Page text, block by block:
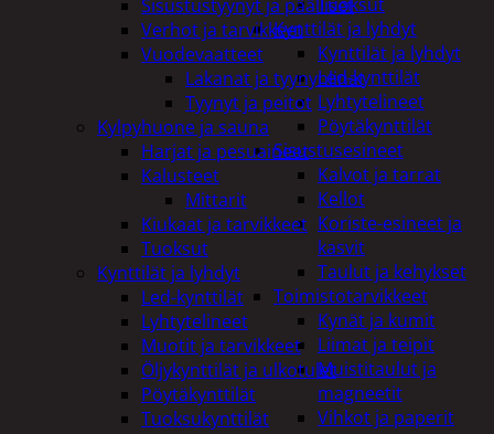
Kynttilät ja lyhdyt
Kynttilät ja lyhdyt
Led-kynttilät
Lyhtytelineet
Pöytäkynttilät
Sisustusesineet
Kalvot ja tarrat
Kellot
Koriste-esineet ja
kasvit
Taulut ja kehykset
Toimistotarvikkeet
Kynät ja kumit
Liimat ja teipit
Muistitaulut ja
magneetit
Vihkot ja paperit
Sisustustyynyt ja päälliset
Verhot ja tarvikkeet
Vuodevaatteet
Lakanat ja tyynynlinat
Tyynyt ja peitot
Kylpyhuone ja sauna
Harjat ja pesuaineet
Kalusteet
Mittarit
Kiukaat ja tarvikkeet
Tuoksut
Kynttilät ja lyhdyt
Led-kynttilät
Lyhtytelineet
Muotit ja tarvikkeet
Öljykynttilät ja ulkotulet
Pöytäkynttilät
Tuoksukynttilät